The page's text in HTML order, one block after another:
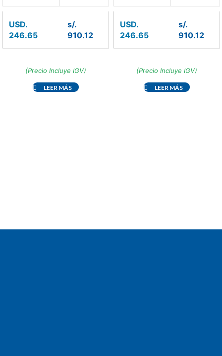
USD.
246.65
s/.
910.12
(Precio Incluye IGV)
LEER MÁS
USD.
246.65
s/.
910.12
(Precio Incluye IGV)
LEER MÁS